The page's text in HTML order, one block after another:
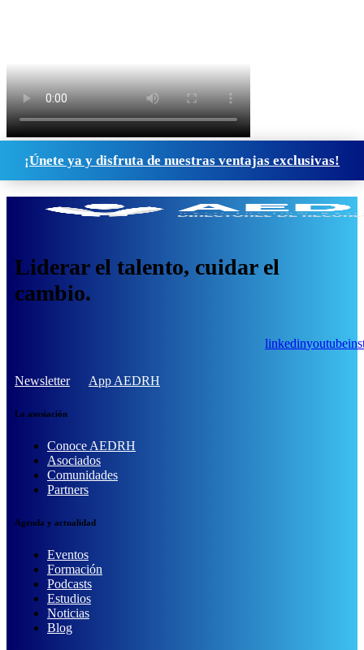
¡Únete ya y disfruta de nuestras ventajas exclusivas!
Liderar el talento, cuidar el
cambio.
linkedinyoutube
Newsletter App AEDRH
La asosiación
Conoce AEDRH
Asociados
Comunidades
Partners
Agenda y actualidad
Eventos
Formación
Podcasts
Estudios
Noticias
Blog